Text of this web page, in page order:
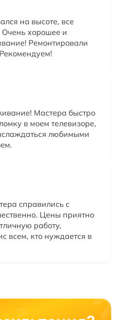
на высоте, все
Очень хорошее и
Ремонтировали
Мастера быстро
в моем телевизоре,
любимыми
справились с
Цены приятно
работу,
всем, кто нуждается в